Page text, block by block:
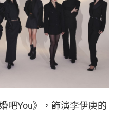
吧You》，飾演李伊庚的